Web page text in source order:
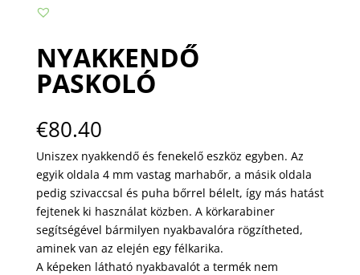
NYAKKENDŐ
PASKOLÓ
€80.40
Uniszex nyakkendő és fenekelő eszköz egyben. Az
egyik oldala 4 mm vastag marhabőr, a másik oldala
pedig szivaccsal és puha bőrrel bélelt, így más hatást
fejtenek ki használat közben. A körkarabiner
segítségével bármilyen nyakbavalóra rögzítheted,
aminek van az elején egy félkarika.
A képeken látható nyakbavalót a termék nem